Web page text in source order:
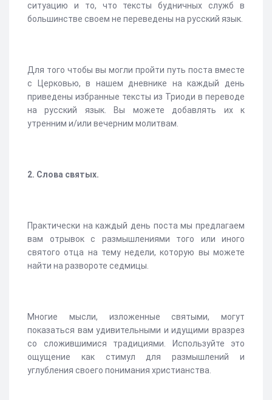
ситуацию и то, что тексты будничных служб в
большинстве своем не переведены на русский язык.
Для того чтобы вы могли пройти путь поста вместе
с Церковью, в нашем дневнике на каждый день
приведены избранные тексты из Триоди в переводе
на русский язык. Вы можете добавлять их к
утренним и/или вечерним молитвам.
2. Слова святых.
Практически на каждый день поста мы предлагаем
вам отрывок с размышлениями того или иного
святого отца на тему недели, которую вы можете
найти на развороте седмицы.
Многие мысли, изложенные святыми, могут
показаться вам удивительными и идущими вразрез
со сложившимися традициями. Используйте это
ощущение как стимул для размышлений и
углубления своего понимания христианства.